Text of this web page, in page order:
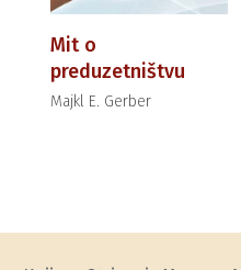
Mit o
preduzetništvu
Majkl E. Gerber